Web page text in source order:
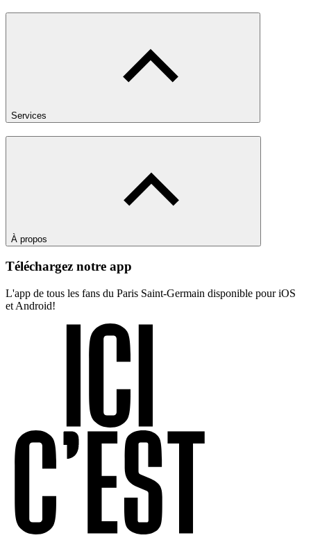
Services
À propos
Téléchargez notre app
L'app de tous les fans du Paris Saint-Germain disponible pour iOS
et Android!